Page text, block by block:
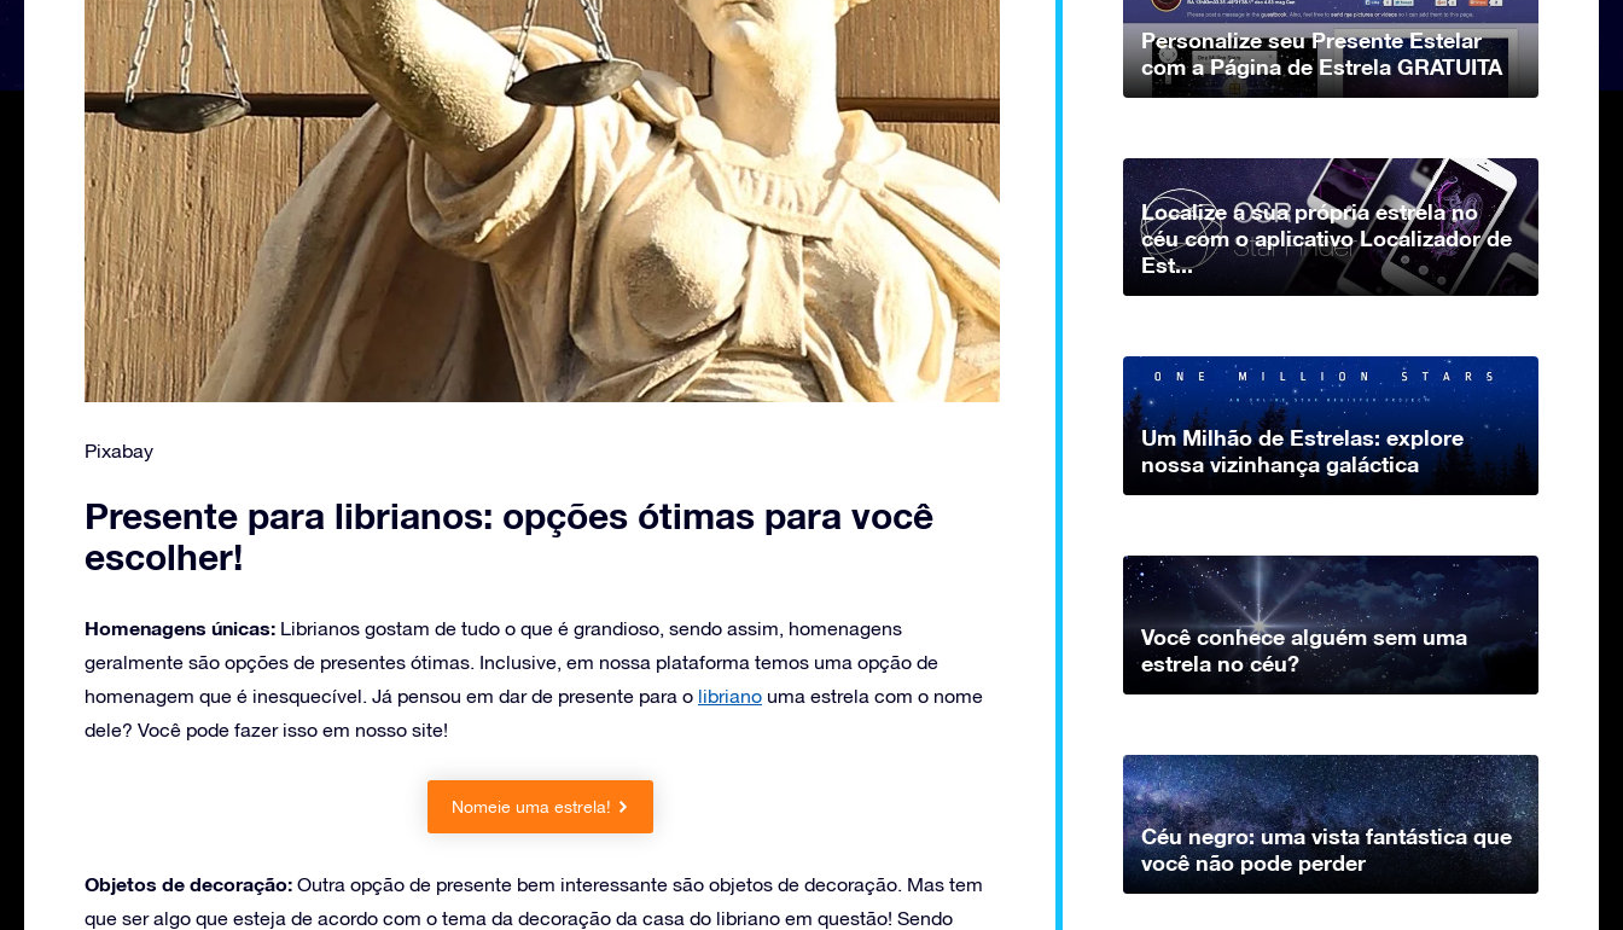
Pixabay
Presente para librianos: opções ótimas para você
escolher!
Homenagens únicas: Librianos gostam de tudo o que é grandioso, sendo assim, homenagens
geralmente são opções de presentes ótimas. Inclusive, em nossa plataforma temos uma opção de
homenagem que é inesquecível. Já pensou em dar de presente para o libriano uma estrela com o nome
dele? Você pode fazer isso em nosso site!
Nomeie uma estrela!
Objetos de decoração: Outra opção de presente bem interessante são objetos de decoração. Mas tem
que ser algo que esteja de acordo com o tema da decoração da casa do libriano em questão! Sendo
Personalize seu Presente Estelar
com a Página de Estrela GRATUITA
Localize a sua própria estrela no
céu com o aplicativo Localizador de
Est...
Um Milhão de Estrelas: explore
nossa vizinhança galáctica
Você conhece alguém sem uma
estrela no céu?
Céu negro: uma vista fantástica que
você não pode perder